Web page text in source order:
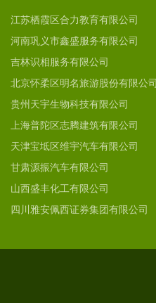
江苏栖霞区合力教育有限公司
河南巩义市鑫盛服务有限公司
吉林识相服务有限公司
北京怀柔区明名旅游股份有限公司
贵州天宇生物科技有限公司
上海普陀区志腾建筑有限公司
天津宝坻区维宇汽车有限公司
甘肃源振汽车有限公司
山西盛丰化工有限公司
四川雅安佩西证券集团有限公司